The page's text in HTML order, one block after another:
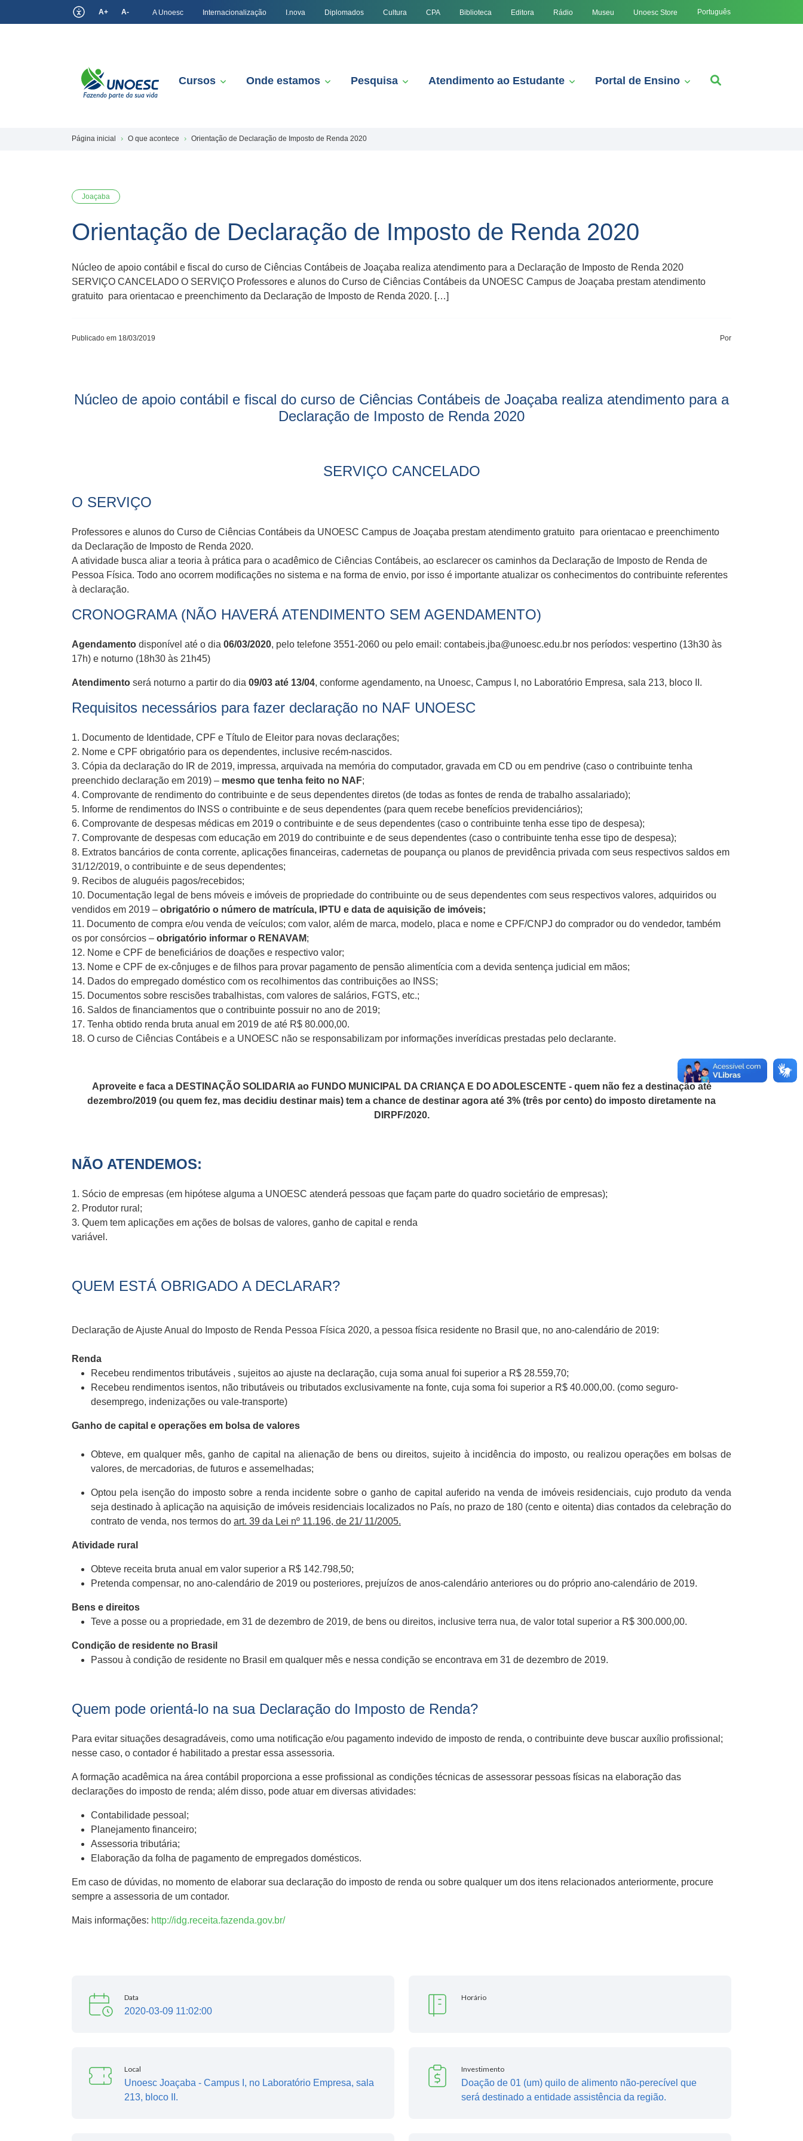
A+ A- A Unoesc Internacionalização I.nova Diplomados Cultura CPA Biblioteca Editora Rádio Museu Unoesc Store Português
Cursos Onde estamos Pesquisa Atendimento ao Estudante Portal de Ensino
Página inicial O que acontece Orientação de Declaração de Imposto de Renda 2020
Joaçaba
Orientação de Declaração de Imposto de Renda 2020
Núcleo de apoio contábil e fiscal do curso de Ciências Contábeis de Joaçaba realiza atendimento para a Declaração de Imposto de Renda 2020
SERVIÇO CANCELADO O SERVIÇO Professores e alunos do Curso de Ciências Contábeis da UNOESC Campus de Joaçaba prestam atendimento
gratuito para orientacao e preenchimento da Declaração de Imposto de Renda 2020. […]
Publicado em 18/03/2019 Por
Núcleo de apoio contábil e fiscal do curso de Ciências Contábeis de Joaçaba realiza atendimento para a
Declaração de Imposto de Renda 2020
SERVIÇO CANCELADO
O SERVIÇO
Professores e alunos do Curso de Ciências Contábeis da UNOESC Campus de Joaçaba prestam atendimento gratuito para orientacao e preenchimento
da Declaração de Imposto de Renda 2020.
A atividade busca aliar a teoria à prática para o acadêmico de Ciências Contábeis, ao esclarecer os caminhos da Declaração de Imposto de Renda de
Pessoa Física. Todo ano ocorrem modificações no sistema e na forma de envio, por isso é importante atualizar os conhecimentos do contribuinte referentes
à declaração.
CRONOGRAMA (NÃO HAVERÁ ATENDIMENTO SEM AGENDAMENTO)
Agendamento disponível até o dia 06/03/2020, pelo telefone 3551-2060 ou pelo email: contabeis.jba@unoesc.edu.br nos períodos: vespertino (13h30 às
17h) e noturno (18h30 às 21h45)
Atendimento será noturno a partir do dia 09/03 até 13/04, conforme agendamento, na Unoesc, Campus I, no Laboratório Empresa, sala 213, bloco II.
Requisitos necessários para fazer declaração no NAF UNOESC
1. Documento de Identidade, CPF e Título de Eleitor para novas declarações;
2. Nome e CPF obrigatório para os dependentes, inclusive recém-nascidos.
3. Cópia da declaração do IR de 2019, impressa, arquivada na memória do computador, gravada em CD ou em pendrive (caso o contribuinte tenha
preenchido declaração em 2019) – mesmo que tenha feito no NAF;
4. Comprovante de rendimento do contribuinte e de seus dependentes diretos (de todas as fontes de renda de trabalho assalariado);
5. Informe de rendimentos do INSS o contribuinte e de seus dependentes (para quem recebe benefícios previdenciários);
6. Comprovante de despesas médicas em 2019 o contribuinte e de seus dependentes (caso o contribuinte tenha esse tipo de despesa);
7. Comprovante de despesas com educação em 2019 do contribuinte e de seus dependentes (caso o contribuinte tenha esse tipo de despesa);
8. Extratos bancários de conta corrente, aplicações financeiras, cadernetas de poupança ou planos de previdência privada com seus respectivos saldos em
31/12/2019, o contribuinte e de seus dependentes;
9. Recibos de aluguéis pagos/recebidos;
10. Documentação legal de bens móveis e imóveis de propriedade do contribuinte ou de seus dependentes com seus respectivos valores, adquiridos ou
vendidos em 2019 – obrigatório o número de matrícula, IPTU e data de aquisição de imóveis;
11. Documento de compra e/ou venda de veículos; com valor, além de marca, modelo, placa e nome e CPF/CNPJ do comprador ou do vendedor, também
os por consórcios – obrigatório informar o RENAVAM;
12. Nome e CPF de beneficiários de doações e respectivo valor;
13. Nome e CPF de ex-cônjuges e de filhos para provar pagamento de pensão alimentícia com a devida sentença judicial em mãos;
14. Dados do empregado doméstico com os recolhimentos das contribuições ao INSS;
15. Documentos sobre rescisões trabalhistas, com valores de salários, FGTS, etc.;
16. Saldos de financiamentos que o contribuinte possuir no ano de 2019;
17. Tenha obtido renda bruta anual em 2019 de até R$ 80.000,00.
18. O curso de Ciências Contábeis e a UNOESC não se responsabilizam por informações inverídicas prestadas pelo declarante.
Aproveite e faca a DESTINAÇÃO SOLIDARIA ao FUNDO MUNICIPAL DA CRIANÇA E DO ADOLESCENTE - quem não fez a destinação até
dezembro/2019 (ou quem fez, mas decidiu destinar mais) tem a chance de destinar agora até 3% (três por cento) do imposto diretamente na
DIRPF/2020.
NÃO ATENDEMOS:
1. Sócio de empresas (em hipótese alguma a UNOESC atenderá pessoas que façam parte do quadro societário de empresas);
2. Produtor rural;
3. Quem tem aplicações em ações de bolsas de valores, ganho de capital e renda
variável.
QUEM ESTÁ OBRIGADO A DECLARAR?
Declaração de Ajuste Anual do Imposto de Renda Pessoa Física 2020, a pessoa física residente no Brasil que, no ano-calendário de 2019:
Renda
Recebeu rendimentos tributáveis , sujeitos ao ajuste na declaração, cuja soma anual foi superior a R$ 28.559,70;
Recebeu rendimentos isentos, não tributáveis ou tributados exclusivamente na fonte, cuja soma foi superior a R$ 40.000,00. (como seguro-
desemprego, indenizações ou vale-transporte)
Ganho de capital e operações em bolsa de valores
Obteve, em qualquer mês, ganho de capital na alienação de bens ou direitos, sujeito à incidência do imposto, ou realizou operações em bolsas de
valores, de mercadorias, de futuros e assemelhadas;
Optou pela isenção do imposto sobre a renda incidente sobre o ganho de capital auferido na venda de imóveis residenciais, cujo produto da venda
seja destinado à aplicação na aquisição de imóveis residenciais localizados no País, no prazo de 180 (cento e oitenta) dias contados da celebração do
contrato de venda, nos termos do art. 39 da Lei nº 11.196, de 21/ 11/2005.
​Atividade rural
Obteve receita bruta anual em valor superior a R$ 142.798,50;
Pretenda compensar, no ano-calendário de 2019 ou posteriores, prejuízos de anos-calendário anteriores ou do próprio ano-calendário de 2019.
Bens e direitos
Teve a posse ou a propriedade, em 31 de dezembro de 2019, de bens ou direitos, inclusive terra nua, de valor total superior a R$ 300.000,00.
Condição de residente no Brasil
Passou à condição de residente no Brasil em qualquer mês e nessa condição se encontrava em 31 de dezembro de 2019.
Quem pode orientá-lo na sua Declaração do Imposto de Renda?
Para evitar situações desagradáveis, como uma notificação e/ou pagamento indevido de imposto de renda, o contribuinte deve buscar auxílio profissional;
nesse caso, o contador é habilitado a prestar essa assessoria.
A formação acadêmica na área contábil proporciona a esse profissional as condições técnicas de assessorar pessoas físicas na elaboração das
declarações do imposto de renda; além disso, pode atuar em diversas atividades:
Contabilidade pessoal;
Planejamento financeiro;
Assessoria tributária;
Elaboração da folha de pagamento de empregados domésticos.
Em caso de dúvidas, no momento de elaborar sua declaração do imposto de renda ou sobre qualquer um dos itens relacionados anteriormente, procure
sempre a assessoria de um contador.
Mais informações: http://idg.receita.fazenda.gov.br/
Data
2020-03-09 11:02:00
Horário
Local
Unoesc Joaçaba - Campus I, no Laboratório Empresa, sala
213, bloco II.
Investimento
Doação de 01 (um) quilo de alimento não-perecível que
será destinado a entidade assistência da região.